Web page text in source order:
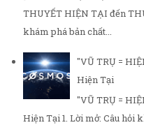
THUYẾT HIỆN TẠI đến
khám phá bản chất...
"VŨ TRỤ =
Hiện Tại
"VŨ TRỤ =
Hiện Tại 1. Lời mở: Câu